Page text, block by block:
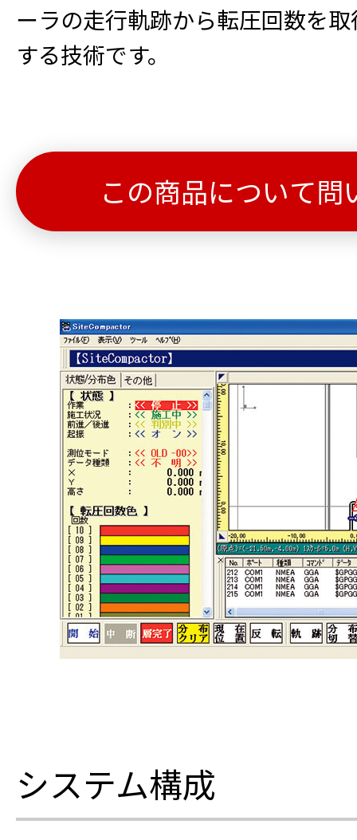
ーラの走行軌跡から転圧回数を
する技術です。
この商品について問
システム構成